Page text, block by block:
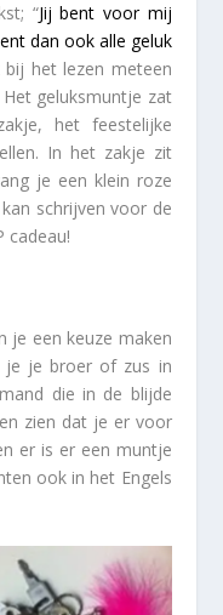
“Jij bent voor mij
dan ook alle geluk
het lezen meteen
geluksmuntje zat
het feestelijke
In het zakje zit
je een klein roze
schrijven voor de
cadeau!
je een keuze maken
je je broer of zus in
die in de blijde
zien dat je er voor
er is er een muntje
ook in het Engels